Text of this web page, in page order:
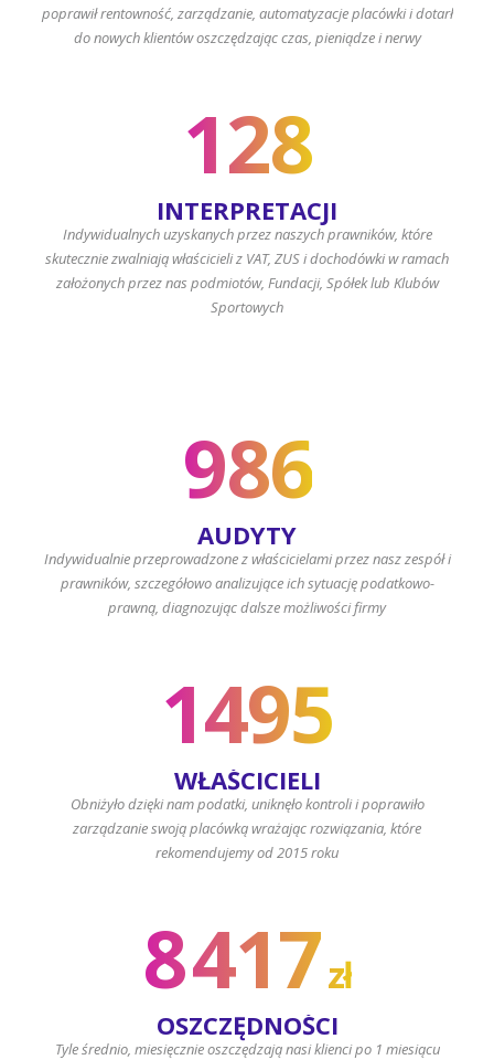
poprawił rentowność, zarządzanie, automatyzacje placówki i dotarł
do nowych klientów oszczędzając czas, pieniądze i nerwy
128
INTERPRETACJI
Indywidualnych uzyskanych przez naszych prawników, które
skutecznie zwalniają właścicieli z VAT, ZUS i dochodówki w ramach
założonych przez nas podmiotów, Fundacji, Spółek lub Klubów
Sportowych
986
AUDYTY
Indywidualnie przeprowadzone z właścicielami przez nasz zespół i
prawników, szczegółowo analizujące ich sytuację podatkowo-
prawną, diagnozując dalsze możliwości firmy
1495
WŁAŚCICIELI
Obniżyło dzięki nam podatki, uniknęło kontroli i poprawiło
zarządzanie swoją placówką wrażając rozwiązania, które
rekomendujemy od 2015 roku
8417zł
OSZCZĘDNOŚCI
Tyle średnio, miesięcznie oszczędzają nasi klienci po 1 miesiącu